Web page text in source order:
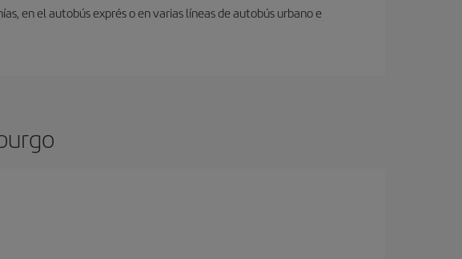
en el autobús exprés o en varias líneas de autobús urbano e